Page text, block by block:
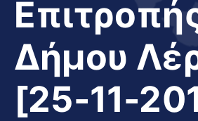
Δήμου
[25-11-